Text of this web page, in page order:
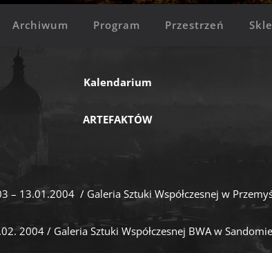
Archiwum Program Przestrzeń
Kalendarium
ARTEFAKTÓW
– 13.01.2004 / Galeria Sztuki Współczesnej w
2004 / Galeria Sztuki Współczesnej BWA w